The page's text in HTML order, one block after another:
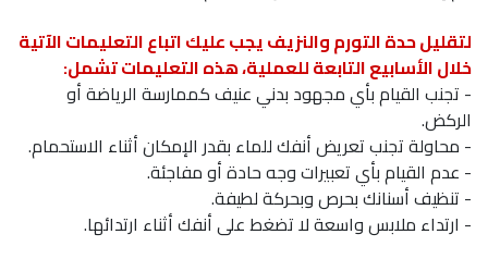
لتقليل حدة التورم والنزيف يجب عليك اتباع التعليمات الآتية
خلال الأسابيع التابعة للعملية، هذه التعليمات تشمل:
- تجنب القيام بأي مجهود بدني عنيف كممارسة الرياضة أو
الركض.
- محاولة تجنب تعريض أنفك للماء بقدر الإمكان أثناء الاستحمام.
- عدم القيام بأي تعبيرات وجه حادة أو مفاجئة.
- تنظيف أسنانك بحرص وبحركة لطيفة.
- ارتداء ملابس واسعة لا تضغط على أنفك أثناء ارتدائها.